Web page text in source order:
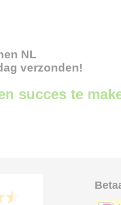
NL
verzonden!
succes te